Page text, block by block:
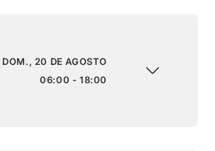
DOM., 20 DE AGOSTO
06:00 - 18:00